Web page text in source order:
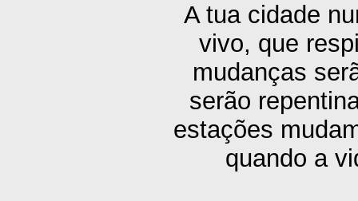
A tua cidade
vivo, que
mudanças
serão
estações
quando a